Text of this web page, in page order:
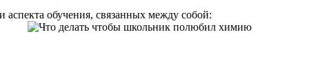
обучения, связанных между собой: